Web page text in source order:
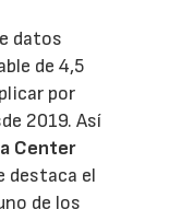
datos
de 4,5
por
2019. Así
Center
destaca el
de los